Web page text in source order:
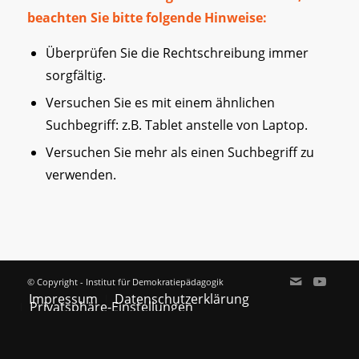
beachten Sie bitte folgende Hinweise:
Überprüfen Sie die Rechtschreibung immer
sorgfältig.
Versuchen Sie es mit einem ähnlichen
Suchbegriff: z.B. Tablet anstelle von Laptop.
Versuchen Sie mehr als einen Suchbegriff zu
verwenden.
© Copyright - Institut für Demokratiepädagogik
Impressum Datenschutzerklärung
Privatsphäre-Einstellungen